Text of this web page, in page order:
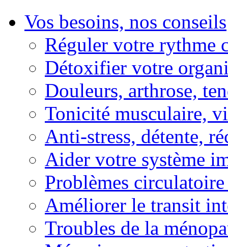
Vos besoins, nos conseils
Réguler votre rythme
Détoxifier votre
Douleurs, arthrose,
Tonicité musculaire,
Anti-stress, détente,
Aider votre système
Problèmes
Améliorer le transit
Troubles de la